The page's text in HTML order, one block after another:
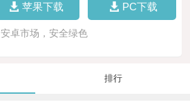
苹果下载 PC下载
安卓市场，安全绿色
排行